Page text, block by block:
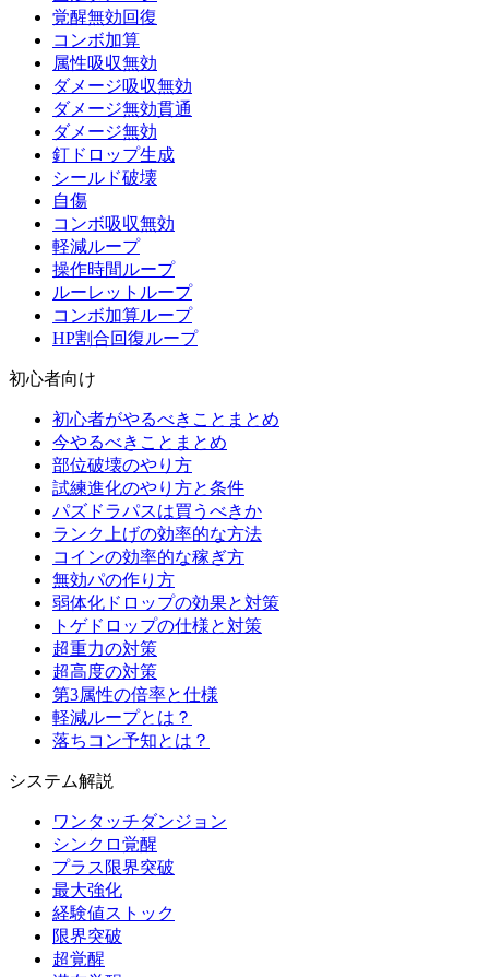
覚醒無効回復
コンボ加算
属性吸収無効
ダメージ吸収無効
ダメージ無効貫通
ダメージ無効
釘ドロップ生成
シールド破壊
自傷
コンボ吸収無効
軽減ループ
操作時間ループ
ルーレットループ
コンボ加算ループ
HP割合回復ループ
初心者向け
初心者がやるべきことまとめ
今やるべきことまとめ
部位破壊のやり方
試練進化のやり方と条件
パズドラパスは買うべきか
ランク上げの効率的な方法
コインの効率的な稼ぎ方
無効パの作り方
弱体化ドロップの効果と対策
トゲドロップの仕様と対策
超重力の対策
超高度の対策
第3属性の倍率と仕様
軽減ループとは？
落ちコン予知とは？
システム解説
ワンタッチダンジョン
シンクロ覚醒
プラス限界突破
最大強化
経験値ストック
限界突破
超覚醒